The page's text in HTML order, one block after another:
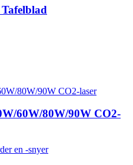
60W/80W/90W CO2-